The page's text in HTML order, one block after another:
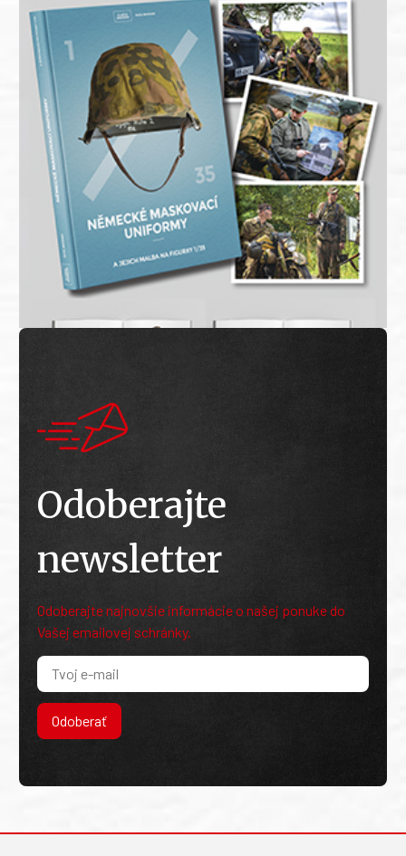
Odoberajte
newsletter
Odoberajte najnovšie informácie o našej ponuke do
Vašej emailovej schránky.
Odoberať